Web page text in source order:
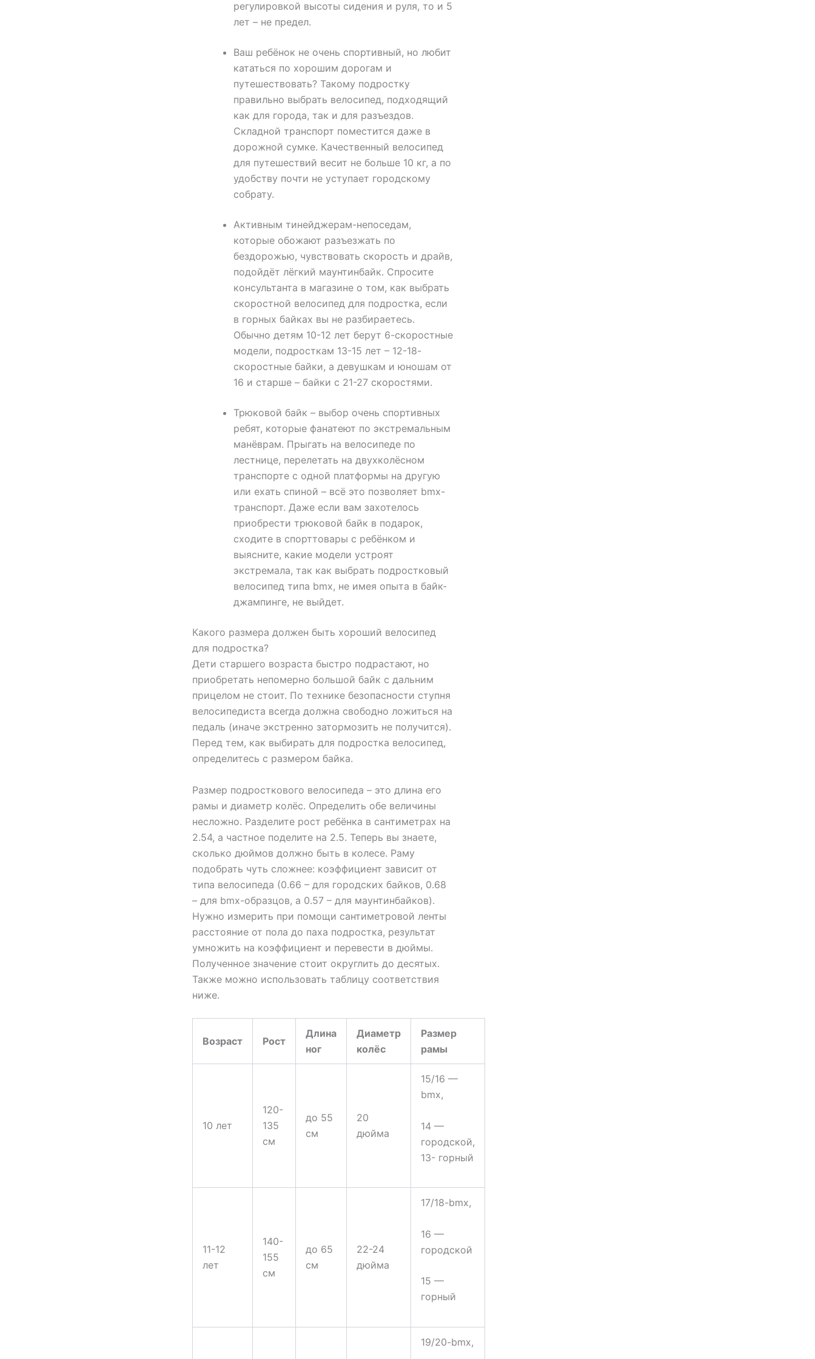
регулировкой высоты сидения и руля, то и 5
лет – не предел.
Ваш ребёнок не очень спортивный, но любит
кататься по хорошим дорогам и
путешествовать? Такому подростку
правильно выбрать велосипед, подходящий
как для города, так и для разъездов.
Складной транспорт поместится даже в
дорожной сумке. Качественный велосипед
для путешествий весит не больше 10 кг, а по
удобству почти не уступает городскому
собрату.
Активным тинейджерам-непоседам,
которые обожают разъезжать по
бездорожью, чувствовать скорость и драйв,
подойдёт лёгкий маунтинбайк. Спросите
консультанта в магазине о том, как выбрать
скоростной велосипед для подростка, если
в горных байках вы не разбираетесь.
Обычно детям 10-12 лет берут 6-скоростные
модели, подросткам 13-15 лет – 12-18-
скоростные байки, а девушкам и юношам от
16 и старше – байки с 21-27 скоростями.
Трюковой байк – выбор очень спортивных
ребят, которые фанатеют по экстремальным
манёврам. Прыгать на велосипеде по
лестнице, перелетать на двухколёсном
транспорте с одной платформы на другую
или ехать спиной – всё это позволяет bmx-
транспорт. Даже если вам захотелось
приобрести трюковой байк в подарок,
сходите в спорттовары с ребёнком и
выясните, какие модели устроят
экстремала, так как выбрать подростковый
велосипед типа bmx, не имея опыта в байк-
джампинге, не выйдет.
Какого размера должен быть хороший велосипед
для подростка?
Дети старшего возраста быстро подрастают, но
приобретать непомерно большой байк с дальним
прицелом не стоит. По технике безопасности ступня
велосипедиста всегда должна свободно ложиться на
педаль (иначе экстренно затормозить не получится).
Перед тем, как выбирать для подростка велосипед,
определитесь с размером байка.
Размер подросткового велосипеда – это длина его
рамы и диаметр колёс. Определить обе величины
несложно. Разделите рост ребёнка в сантиметрах на
2.54, а частное поделите на 2.5. Теперь вы знаете,
сколько дюймов должно быть в колесе. Раму
подобрать чуть сложнее: коэффициент зависит от
типа велосипеда (0.66 – для городских байков, 0.68
– для bmx-образцов, а 0.57 – для маунтинбайков).
Нужно измерить при помощи сантиметровой ленты
расстояние от пола до паха подростка, результат
умножить на коэффициент и перевести в дюймы.
Полученное значение стоит округлить до десятых.
Также можно использовать таблицу соответствия
ниже.
Возраст Рост
Длина
ног
Диаметр
колёс
Размер
рамы
10 лет
120-
135
см
до 55
см
20
дюйма
15/16 —
bmx,
14 —
городской,
13- горный
11-12
лет
140-
155
см
до 65
см
22-24
дюйма
17/18-bmx,
16 —
городской
15 —
горный
19/20-bmx,